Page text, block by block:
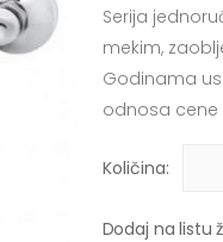
Serija
mekim,
Godinama
odnosa cene
Količina:
Dodaj na listu